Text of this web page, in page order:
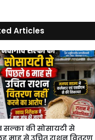
Articles
सल्का की सोसायटी से